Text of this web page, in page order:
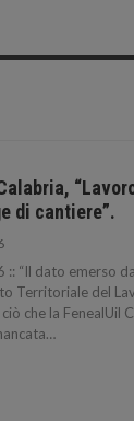
di cantiere”.
:: “Il dato emerso
Territoriale del
che la FenealUil